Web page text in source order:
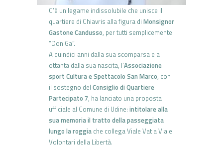
C’è un legame indissolubile che unisce il
quartiere di Chiavris alla figura di Monsignor
Gastone Candusso, per tutti semplicemente
“Don Ga”.
A quindici anni dalla sua scomparsa e a
ottanta dalla sua nascita, l’Associazione
sport Cultura e Spettacolo San Marco, con
il sostegno del Consiglio di Quartiere
Partecipato 7, ha lanciato una proposta
ufficiale al Comune di Udine: intitolare alla
sua memoria il tratto della passeggiata
lungo la roggia che collega Viale Vat a Viale
Volontari della Libertà.